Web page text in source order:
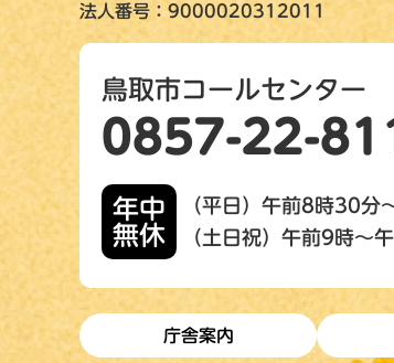
法人番号：9000020312011
鳥取市コールセンター
0857-22-
年中
無休
（平日）午前8時30分
（土日祝）午前9時～
庁舎案内